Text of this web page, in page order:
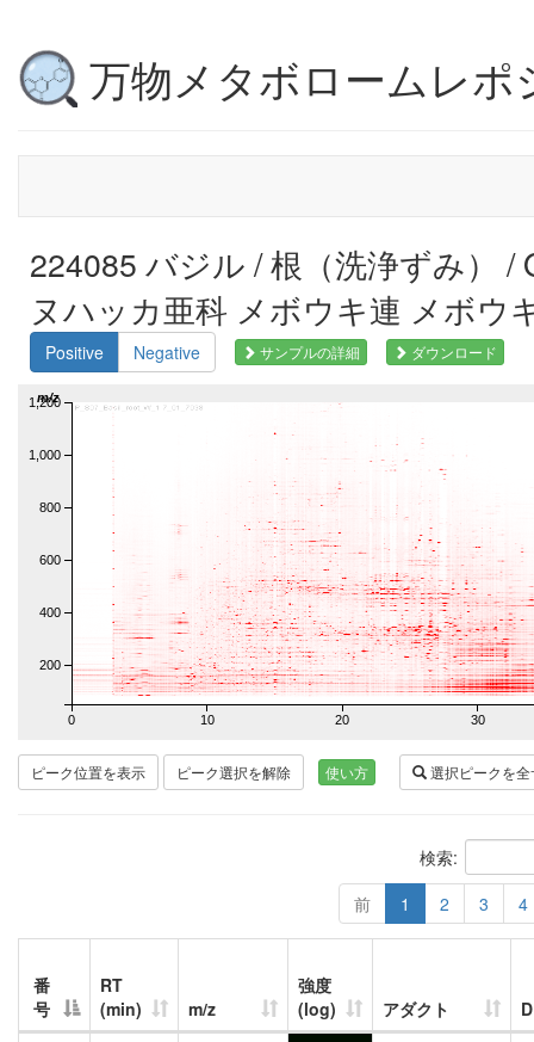
万物メタボロームレポ
224085 バジル / 根（洗浄ずみ） /
ヌハッカ亜科 メボウキ連 メボウ
Positive Negative サンプルの詳細 ダウンロード
0 10 20 30
200
400
600
800
1,000
1,200
m/z
ピーク位置を表示 ピーク選択を解除 使い方 選択ピークを
検索:
前
1 2 3 4
番
号
RT
(min)
m/z
強度
(log)
アダクト